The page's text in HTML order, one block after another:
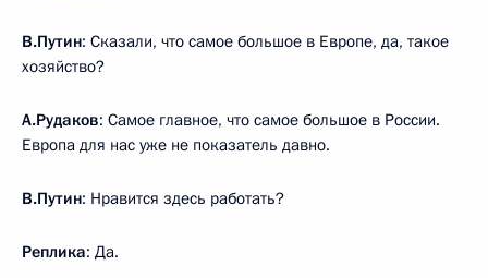
В.Путин: Сказали, что самое большое в Европе, да, такое
хозяйство?
А.Рудаков: Самое главное, что самое большое в России.
Европа для нас уже не показатель давно.
В.Путин: Нравится здесь работать?
Реплика: Да.